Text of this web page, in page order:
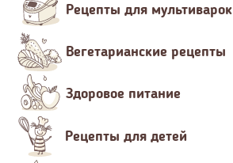
Рецепты для мультиварок
Вегетарианские рецепты
Здоровое питание
Рецепты для детей